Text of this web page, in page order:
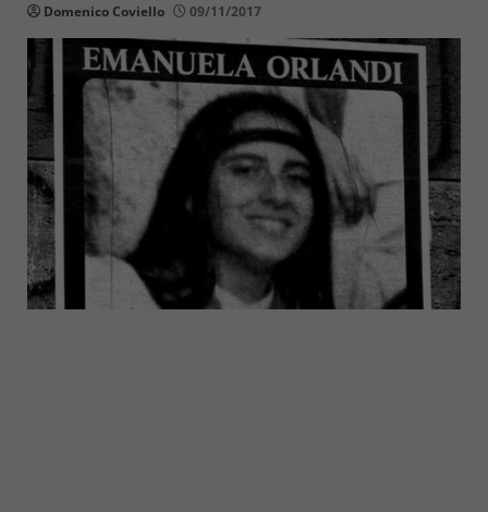
Domenico Coviello 09/11/2017